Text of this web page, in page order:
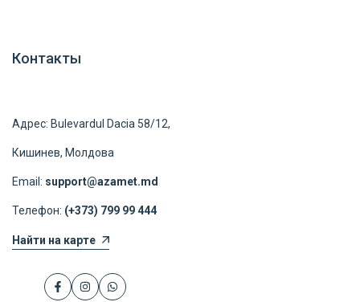
Контакты
Адрес: Bulevardul Dacia 58/12,
Кишинев, Молдова
Email: support@azamet.md
Телефон: (+373) 799 99 444
Найти на карте
FacebookInstagramWhatsApp